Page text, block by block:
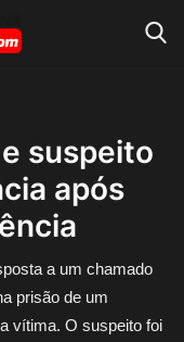
suspeito
após
a um chamado
prisão de um
vítima. O suspeito foi